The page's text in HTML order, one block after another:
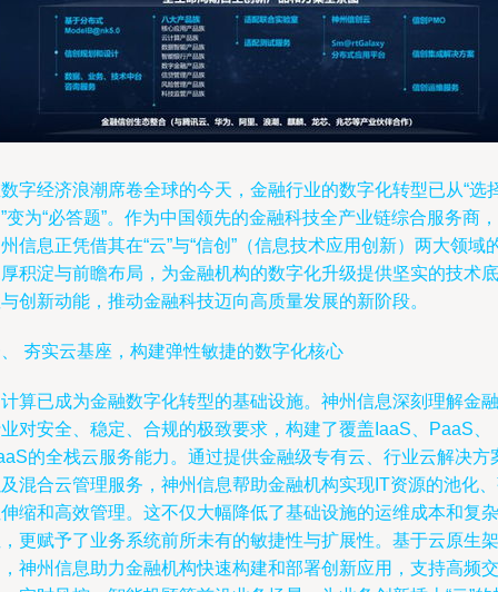
字经济浪潮席卷全球的今天，金融行业的数字化转型已从“选
变为“必答题”。作为中国领先的金融科技全产业链综合服务商，
信息正凭借其在“云”与“信创”（信息技术应用创新）两大领域
积淀与前瞻布局，为金融机构的数字化升级提供坚实的技术底
创新动能，推动金融科技迈向高质量发展的新阶段。
夯实云基座，构建弹性敏捷的数字化核心
算已成为金融数字化转型的基础设施。神州信息深刻理解金融
对安全、稳定、合规的极致要求，构建了覆盖IaaS、PaaS、
的全栈云服务能力。通过提供金融级专有云、行业云解决方
混合云管理服务，神州信息帮助金融机构实现IT资源的池化
缩和高效管理。这不仅大幅降低了基础设施的运维成本和复杂
更赋予了业务系统前所未有的敏捷性与扩展性。基于云原生架
神州信息助力金融机构快速构建和部署创新应用，支持高频交